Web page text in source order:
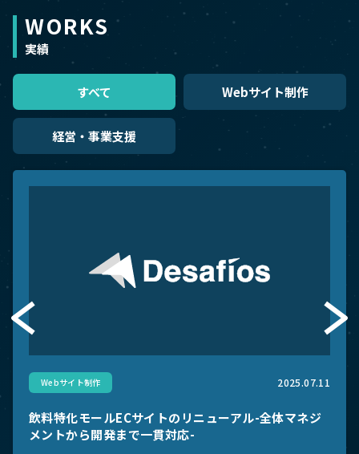
WORKS
実績
すべて Webサイト制作
経営・事業支援
Webサイト制作 2025.07.11
飲料特化モールECサイトのリニューアル-全体マネジ
メントから開発まで一貫対応-
Webサイト制作 2025.07.11
経営・事業支援 2025.07.08